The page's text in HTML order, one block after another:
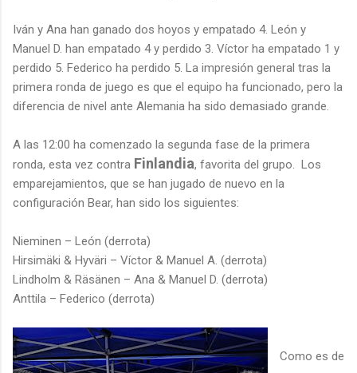
Iván y Ana han ganado dos hoyos y empatado 4. León y
Manuel D. han empatado 4 y perdido 3. Víctor ha empatado 1 y
perdido 5. Federico ha perdido 5. La impresión general tras la
primera ronda de juego es que el equipo ha funcionado, pero la
diferencia de nivel ante Alemania ha sido demasiado grande.
A las 12:00 ha comenzado la segunda fase de la primera
ronda, esta vez contra Finlandia, favorita del grupo. Los
emparejamientos, que se han jugado de nuevo en la
configuración Bear, han sido los siguientes:
Nieminen – León (derrota)
Hirsimäki & Hyväri – Víctor & Manuel A. (derrota)
Lindholm & Räsänen – Ana & Manuel D. (derrota)
Anttila – Federico (derrota)
Como es de